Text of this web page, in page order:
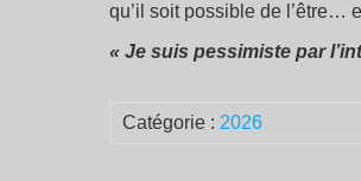
qu’il soit possible de l’être…
« Je suis pessimiste par
Catégorie : 2026